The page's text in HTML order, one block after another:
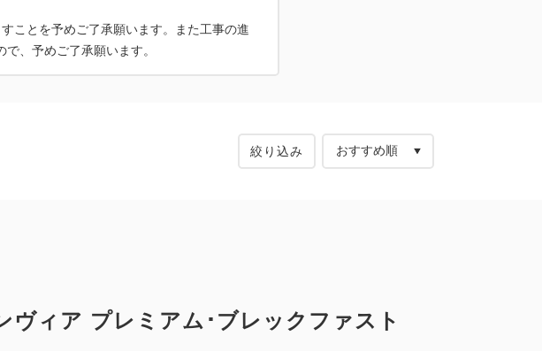
ことを予めご了承願います。また工事の進
、予めご了承願います。
絞り込み
ヴィア プレミアム･ブレックファスト